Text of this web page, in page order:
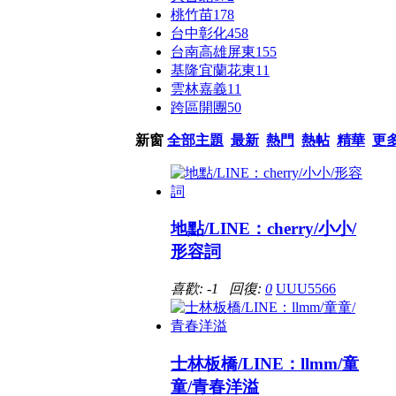
桃竹苗178
台中彰化458
台南高雄屏東155
基隆宜蘭花東11
雲林嘉義11
跨區開團50
新窗 全部主題 最新 熱門 熱帖 精華 更
地點/LINE：cherry/小小/
形容詞
喜歡: -1 回復: 0 UUU5566
士林板橋/LINE：llmm/童
童/青春洋溢